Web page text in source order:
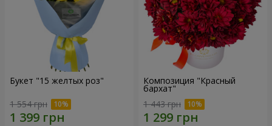
Букет "15 желтых роз"
1 554 грн
Композиция "Красный
бархат"
1 443 грн